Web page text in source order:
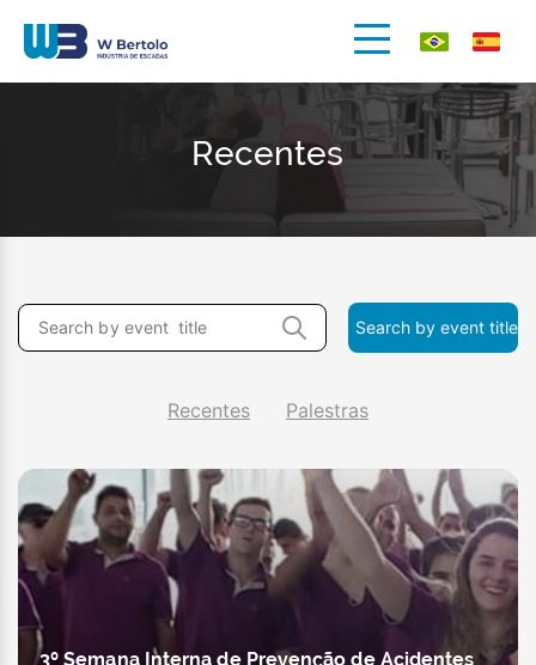
Recentes
Recentes Palestras
3º Semana Interna de Prevenção de Acidentes